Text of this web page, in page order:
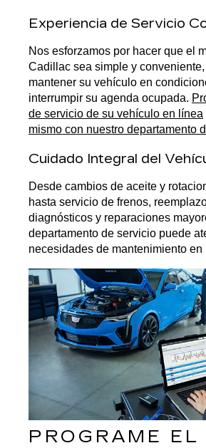
Experiencia de Servicio
Nos esforzamos por hacer que el
Cadillac sea simple y
mantener su vehículo en
interrumpir su agenda ocupada.
de servicio de su vehículo en línea
mismo con nuestro departamento
Cuidado Integral del
Desde cambios de aceite y
hasta servicio de frenos,
diagnósticos y reparaciones
departamento de servicio puede
necesidades de mantenimiento en
PROGRAME EL